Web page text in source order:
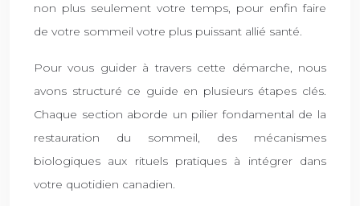
non plus seulement votre temps, pour enfin faire
de votre sommeil votre plus puissant allié santé.
Pour vous guider à travers cette démarche, nous
avons structuré ce guide en plusieurs étapes clés.
Chaque section aborde un pilier fondamental de la
restauration du sommeil, des mécanismes
biologiques aux rituels pratiques à intégrer dans
votre quotidien canadien.